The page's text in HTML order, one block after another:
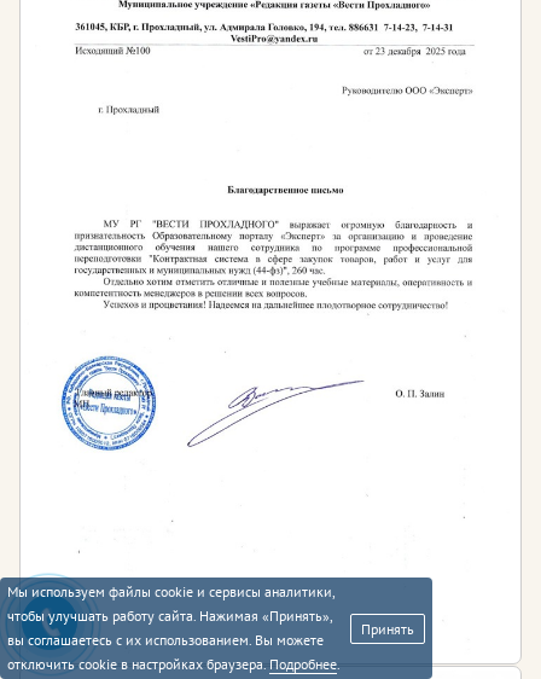
Мы используем файлы cookie и сервисы аналитики,
чтобы улучшать работу сайта. Нажимая «Принять»,
вы соглашаетесь с их использованием. Вы можете
отключить cookie в настройках браузера. Подробнее.
Принять